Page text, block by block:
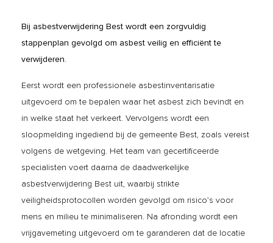
Bij asbestverwijdering Best wordt een zorgvuldig
stappenplan gevolgd om asbest veilig en efficiënt te
verwijderen.
Eerst wordt een professionele asbestinventarisatie
uitgevoerd om te bepalen waar het asbest zich bevindt en
in welke staat het verkeert. Vervolgens wordt een
sloopmelding ingediend bij de gemeente Best, zoals vereist
volgens de wetgeving. Het team van gecertificeerde
specialisten voert daarna de daadwerkelijke
asbestverwijdering Best uit, waarbij strikte
veiligheidsprotocollen worden gevolgd om risico’s voor
mens en milieu te minimaliseren. Na afronding wordt een
vrijgavemeting uitgevoerd om te garanderen dat de locatie